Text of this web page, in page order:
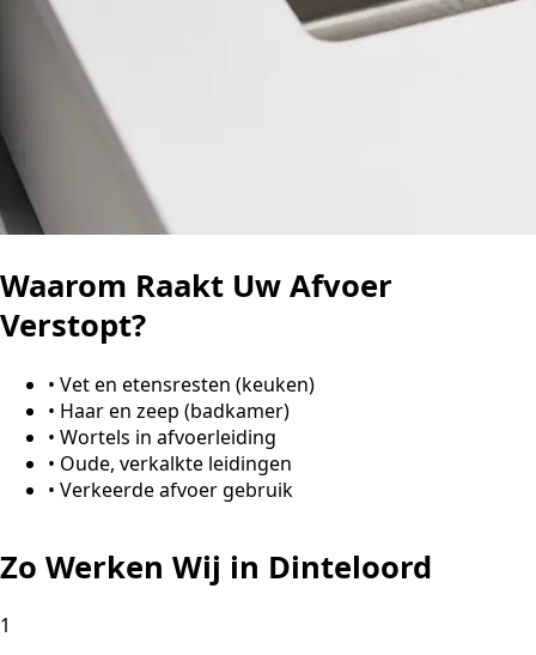
Waarom Raakt Uw Afvoer
Verstopt?
• Vet en etensresten (keuken)
• Haar en zeep (badkamer)
• Wortels in afvoerleiding
• Oude, verkalkte leidingen
• Verkeerde afvoer gebruik
Zo Werken Wij in Dinteloord
1